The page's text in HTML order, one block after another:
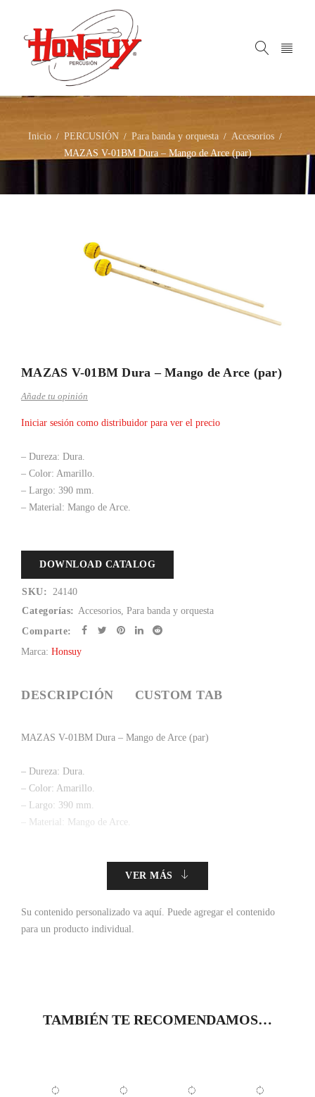
Inicio / PERCUSIÓN / Para banda y orquesta / Accesorios /
MAZAS V-01BM Dura – Mango de Arce (par)
MAZAS V-01BM Dura – Mango de Arce (par)
Añade tu opinión
Iniciar sesión como distribuidor para ver el precio
– Dureza: Dura.
– Color: Amarillo.
– Largo: 390 mm.
– Material: Mango de Arce.
DOWNLOAD CATALOG
SKU: 24140
Categorías: Accesorios, Para banda y orquesta
Comparte:
Marca: Honsuy
DESCRIPCIÓN CUSTOM TAB
MAZAS V-01BM Dura – Mango de Arce (par)
– Dureza: Dura.
– Color: Amarillo.
– Largo: 390 mm.
– Material: Mango de Arce.
VER MÁS
Su contenido personalizado va aquí. Puede agregar el contenido
para un producto individual.
TAMBIÉN TE RECOMENDAMOS…